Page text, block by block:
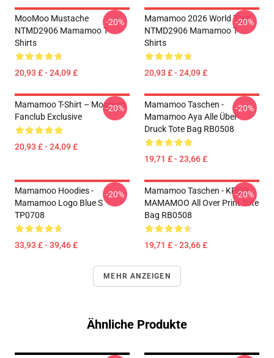
MooMoo Mustache
NTMD2906 Mamamoo T-
Shirts
20,93 £ - 24,09 £
-20%
Mamamoo 2026 World Tour
NTMD2906 Mamamoo T-
Shirts
20,93 £ - 24,09 £
-20%
Mamamoo T-Shirt – Moomoo
Fanclub Exclusive
20,93 £ - 24,09 £
-20%
Mamamoo Taschen -
Mamamoo Aya Alle Über
Druck Tote Bag RB0508
19,71 £ - 23,66 £
-20%
Mamamoo Hoodies -
Mamamoo Logo Blue S
TP0708
33,93 £ - 39,46 £
-20%
Mamamoo Taschen - KPOP
MAMAMOO All Over Print Tote
Bag RB0508
19,71 £ - 23,66 £
-20%
MEHR ANZEIGEN
Ähnliche Produkte